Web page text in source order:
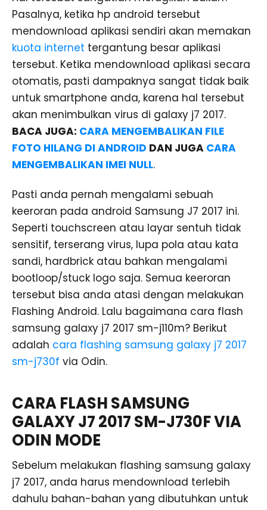
Pasalnya, ketika hp android tersebut
mendownload aplikasi sendiri akan memakan
kuota internet tergantung besar aplikasi
tersebut. Ketika mendownload aplikasi secara
otomatis, pasti dampaknya sangat tidak baik
untuk smartphone anda, karena hal tersebut
akan menimbulkan virus di galaxy j7 2017.
BACA JUGA: CARA MENGEMBALIKAN FILE
FOTO HILANG DI ANDROID DAN JUGA CARA
MENGEMBALIKAN IMEI NULL.
Pasti anda pernah mengalami sebuah
keeroran pada android Samsung J7 2017 ini.
Seperti touchscreen atau layar sentuh tidak
sensitif, terserang virus, lupa pola atau kata
sandi, hardbrick atau bahkan mengalami
bootloop/stuck logo saja. Semua keeroran
tersebut bisa anda atasi dengan melakukan
Flashing Android. Lalu bagaimana cara flash
samsung galaxy j7 2017 sm-j110m? Berikut
adalah cara flashing samsung galaxy j7 2017
sm-j730f via Odin.
CARA FLASH SAMSUNG
GALAXY J7 2017 SM-J730F VIA
ODIN MODE
Sebelum melakukan flashing samsung galaxy
j7 2017, anda harus mendownload terlebih
dahulu bahan-bahan yang dibutuhkan untuk